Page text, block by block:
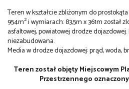
Teren w kształcie zbliżonym do
954m2i wymiarach: 83,5m x 361m został
asfaltowej, powiatowej drodze
niezabudowana.
Media w drodze dojazdowej: prąd, woda,
Teren został objęty Miejscowym
Przestrzennego